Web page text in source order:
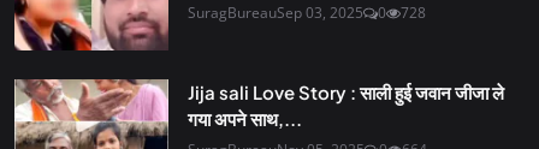
SuragBureauSep 03, 2025 0 728
Jija sali Love Story : साली हुई जवान जीजा ले
गया अपने साथ,...